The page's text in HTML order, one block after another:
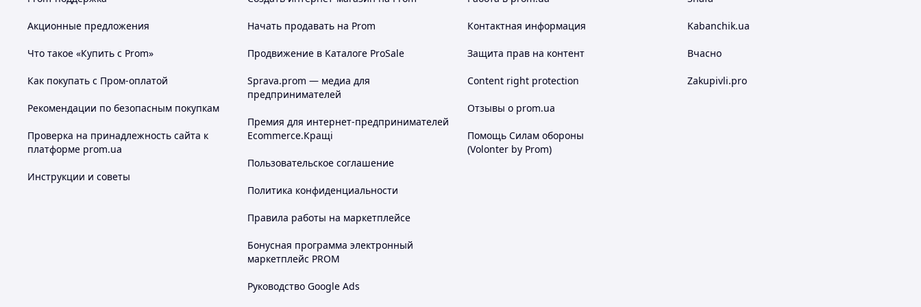
на topik.com.ua один постійний номер телефону
Акционные предложения
Что такое «Купить с Prom»
Как покупать с Пром-оплатой
Рекомендации по безопасным покупкам
Проверка на принадлежность сайта к
платформе prom.ua
Инструкции и советы
Начать продавать на Prom
Продвижение в Каталоге ProSale
Sprava.prom — медиа для
предпринимателей
Премия для интернет-предпринимателей
Ecommerce.Кращі
Пользовательское соглашение
Политика конфиденциальности
Правила работы на маркетплейсе
Бонусная программа электронный
маркетплейс PROM
Руководство Google Ads
Контактная информация
Защита прав на контент
Content right protection
Отзывы о prom.ua
Помощь Силам обороны
(Volonter by Prom)
Kabanchik.ua
Вчасно
Zakupivli.pro